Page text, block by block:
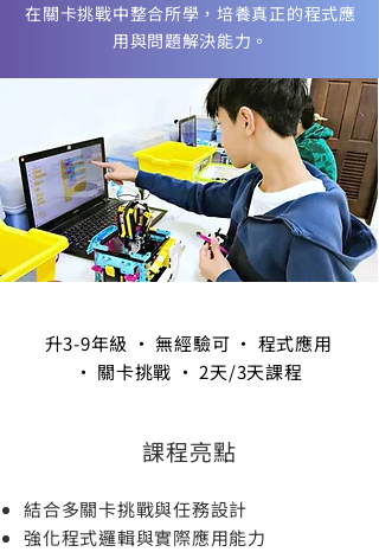
在關卡挑戰中整合所學，培養真正的程式應
用與問題解決能力。
升3-9年級 ・ 無經驗可 ・ 程式應用
・ 關卡挑戰 ・ 2天/3天課程
課程亮點
結合多關卡挑戰與任務設計
強化程式邏輯與實際應用能力